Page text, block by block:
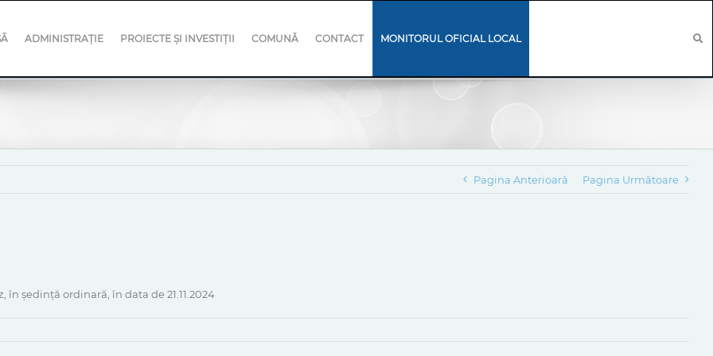
ADMINISTRAȚIE PROIECTE ȘI INVESTIȚII COMUNĂ CONTACT MONITORUL OFICIAL LOCAL
Pagina Anterioară Pagina Următoare
ședinţă ordinară, în data de 21.11.2024